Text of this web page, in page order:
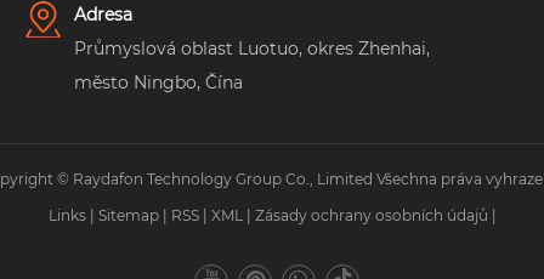
Adresa
Průmyslová oblast Luotuo, okres Zhenhai,
město Ningbo, Čína
© Raydafon Technology Group Co., Limited Všechna práva
Links | Sitemap | RSS | XML | Zásady ochrany osobních údajů |